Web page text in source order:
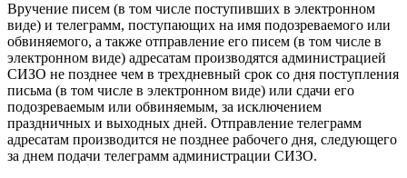
Вручение писем (в том числе поступивших в электронном
виде) и телеграмм, поступающих на имя подозреваемого или
обвиняемого, а также отправление его писем (в том числе в
электронном виде) адресатам производятся администрацией
СИЗО не позднее чем в трехдневный срок со дня поступления
письма (в том числе в электронном виде) или сдачи его
подозреваемым или обвиняемым, за исключением
праздничных и выходных дней. Отправление телеграмм
адресатам производится не позднее рабочего дня, следующего
за днем подачи телеграмм администрации СИЗО.